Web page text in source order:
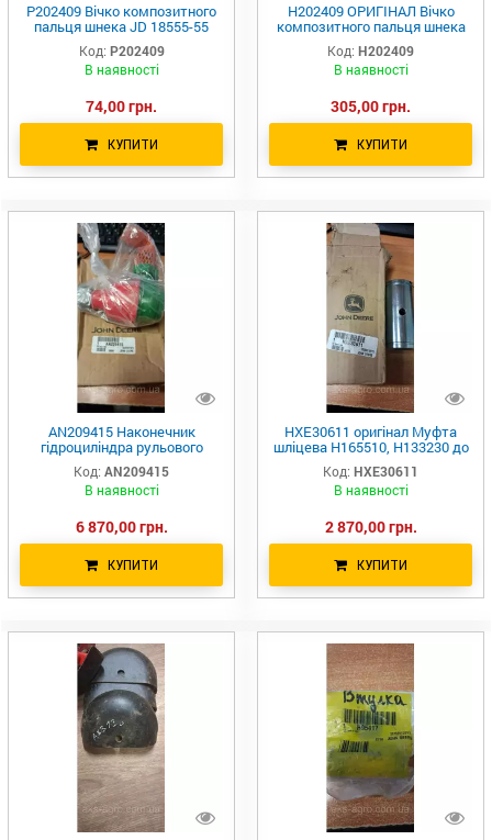
P202409 Вічко композитного
пальця шнека JD 18555-55
H168206 H202409
Код: P202409
В наявності
74,00 грн.
КУПИТИ
H202409 ОРИГІНАЛ Вічко
композитного пальця шнека
JD 18555-55 H168206 P202409
Код: H202409
В наявності
305,00 грн.
КУПИТИ
AN209415 Наконечник
гідроциліндра рульового
керування John Deere
AN203822 AN203649
Код: AN209415
В наявності
6 870,00 грн.
КУПИТИ
HXE30611 оригінал Муфта
шліцева H165510, H133230 до
John Deere
Код: HXE30611
В наявності
2 870,00 грн.
КУПИТИ